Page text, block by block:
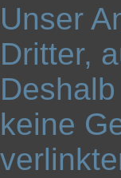
Unser
Dritter,
keine